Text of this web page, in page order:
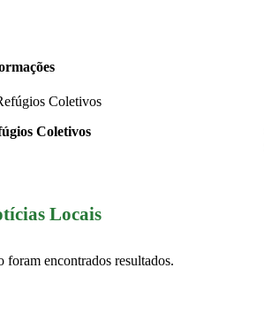
Coletivos
Locais
foram encontrados resultados.